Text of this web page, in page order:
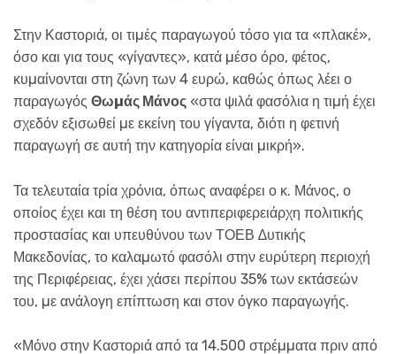
Στην Καστοριά, οι τιµές παραγωγού τόσο για τα «πλακέ»,
όσο και για τους «γίγαντες», κατά µέσο όρο, φέτος,
κυµαίνονται στη ζώνη των 4 ευρώ, καθώς όπως λέει ο
παραγωγός Θωµάς Μάνος «στα ψιλά φασόλια η τιµή έχει
σχεδόν εξισωθεί µε εκείνη του γίγαντα, διότι η φετινή
παραγωγή σε αυτή την κατηγορία είναι µικρή».
Τα τελευταία τρία χρόνια, όπως αναφέρει ο κ. Μάνος, ο
οποίος έχει και τη θέση του αντιπεριφερειάρχη πολιτικής
προστασίας και υπευθύνου των ΤΟΕΒ ∆υτικής
Μακεδονίας, το καλαµωτό φασόλι στην ευρύτερη περιοχή
της Περιφέρειας, έχει χάσει περίπου 35% των εκτάσεών
του, µε ανάλογη επίπτωση και στον όγκο παραγωγής.
«Μόνο στην Καστοριά από τα 14.500 στρέµµατα πριν από